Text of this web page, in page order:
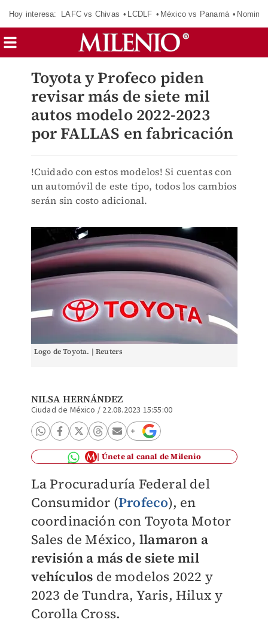
Hoy interesa: LAFC vs Chivas LCDLF México vs Panamá
Toyota y Profeco piden
revisar más de siete mil
autos modelo 2022-2023
por FALLAS en fabricación
!Cuidado con estos modelos! Si cuentas con
un automóvil de este tipo, todos los cambios
serán sin costo adicional.
Logo de Toyota. | Reuters
NILSA HERNÁNDEZ
Ciudad de México / 22.08.2023 15:55:00
Únete al canal de Milenio
La Procuraduría Federal del
Consumidor (Profeco), en
coordinación con Toyota Motor
Sales de México, llamaron a
revisión a más de siete mil
vehículos de modelos 2022 y
2023 de Tundra, Yaris, Hilux y
Corolla Cross.